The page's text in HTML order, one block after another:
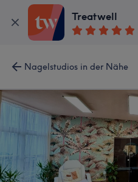
Treatwell
Nagelstudios in der Nähe